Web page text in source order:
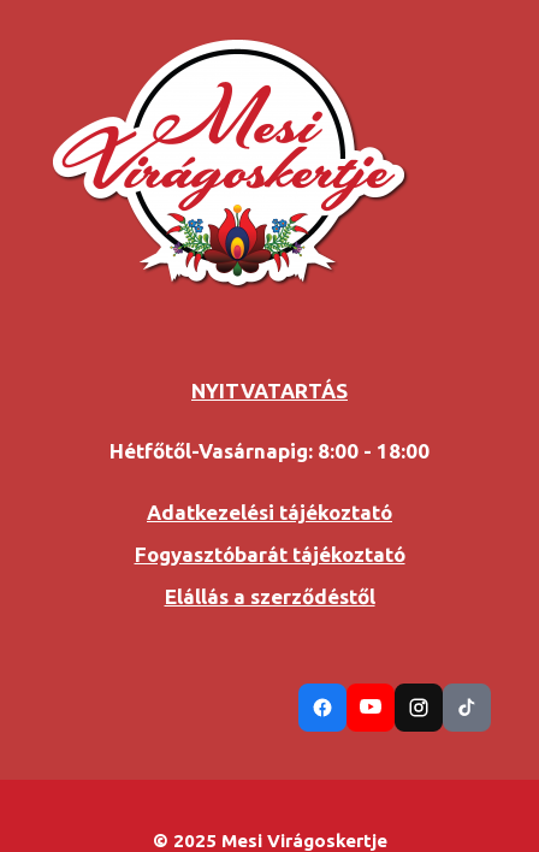
NYITVATARTÁS
Hétfőtől-Vasárnapig: 8:00 - 18:00
Adatkezelési tájékoztató
Fogyasztóbarát tájékoztató
Elállás a szerződéstől
© 2025 Mesi Virágoskertje